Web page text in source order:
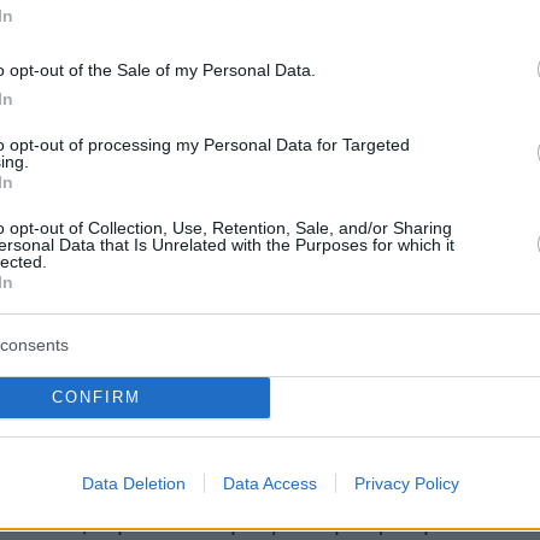
opt-out of the Sale of my Personal Data.
opt-out of processing my Personal Data for Targeted
opt-out of Collection, Use, Retention, Sale, and/or Sharing
Data that Is Unrelated with the Purposes for which it
CONFIRM
Data Deletion Data Access Privacy Policy
τα τζαμιά μας»
Ελλάδα που πήρε αυτά τα χώματα δίχως
φτηνά. Έχοντας πίσω της την ισχύ της
Ένωσης και δεν δίνει αξία στους
δήλωσε ο Μέτε, ζητώντας από την Άγκυρα
την ελληνική μειονότητα της
προκειμένου να πιεστεί η Αθήνα.
Σαββίδης. Η Τουρκία βασιζόμενη στην αρχή
πρέπει να αφαιρέσει από τους εκεί
τα δικαιώματα που αφαιρέθηκαν από εμάς,
χριστιανούς τα δικαιώματα που δόθηκαν
να αντέξουμε εδώ. Εμείς αντέχουμε όσο
αντέξουμε αλλά εμείς δεν μπορούμε να τα